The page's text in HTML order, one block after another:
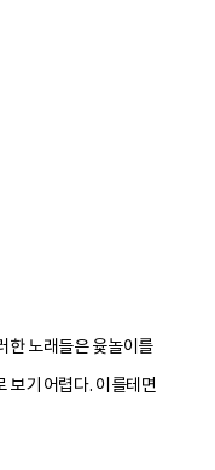
한 노래들은 윷놀이를
보기 어렵다. 이를테면